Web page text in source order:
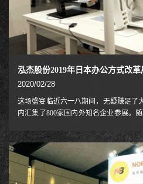
泓杰股份2019年日本办公方式改
2020/02/28
这场盛宴临近六一八期间，无疑赚足了
内汇集了800家国内外知名企业参展。
根据这种“工作方式改革”的观点展示
站交替办公开始的“工作方式改革”。
效、稳定的新产品。